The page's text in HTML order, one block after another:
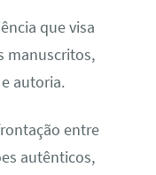
que visa
manuscritos,
autoria.
entre
autênticos,